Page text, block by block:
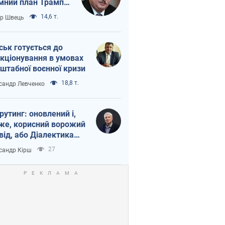
план Трампа
Швець 14,6 т.
готується до
в умовах
воєнної кризи
Левченко 18,8 т.
оновлений і,
корисний ворожий
або Діалектика
боягузтва
Кірш 27